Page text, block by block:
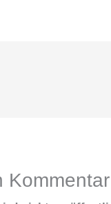
Kommentar